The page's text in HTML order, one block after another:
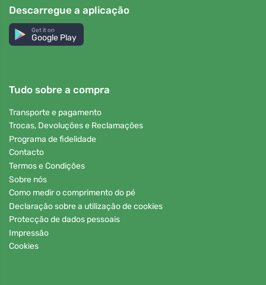
Descarregue a aplicação
Get it on
Google Play
Tudo sobre a compra
Transporte e pagamento
Trocas, Devoluções e Reclamações
Programa de fidelidade
Contacto
Termos e Condições
Sobre nós
Como medir o comprimento do pé
Declaração sobre a utilização de cookies
Protecção de dados pessoais
Impressão
Cookies